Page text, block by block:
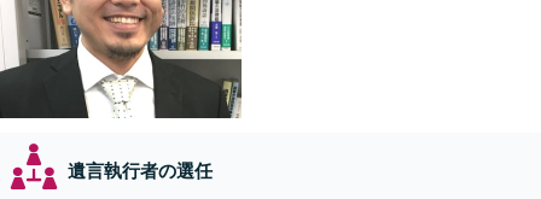
遺言執行者の選任